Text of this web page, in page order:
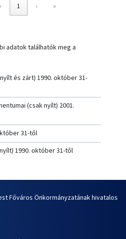
‹ 1 › »
adatok találhatók meg a
és zárt) 1990. október 31-
(csak nyílt) 2001.
31-től
1990. október 31-től
Főváros Önkormányzatának hivatalos